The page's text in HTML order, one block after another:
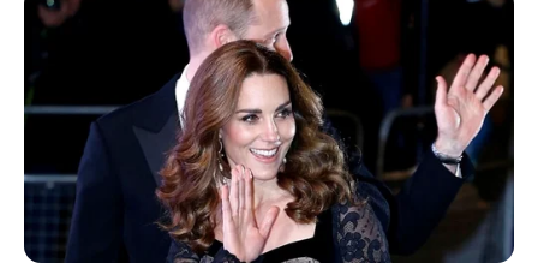
λεωφορειακές γραμμές με τη
λειτουργία της επέκτασης του Μετρό
στην Καλαμαριά
Τραγωδία στην Πάτρα: Πέθανε βρέφος
οκτώ ημερών στη ΜΕΘ του «Άγιος
Ανδρέας»
Απάτη με τρακτέρ στην Εύβοια: Έκανε
φτερά προκαταβολή 2.480€